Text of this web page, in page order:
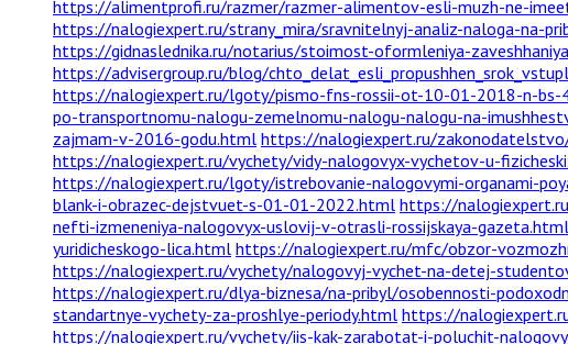
https://alimentprofi.ru/razmer/razmer-alimentov-esli-muzh-ne-
https://nalogiexpert.ru/strany_mira/sravnitelnyj-analiz-naloga-na-
https://gidnaslednika.ru/notarius/stoimost-oformleniya-
https://advisergroup.ru/blog/
https://nalogiexpert.ru/lgoty/pismo-fns-rossii-ot-10-01-2018-n-bs-
po-transportnomu-nalogu-zemelnomu-nalogu-nalogu-na-
zajmam-v-2016-godu.html https://nalogiexpert.ru/
https://nalogiexpert.ru/vychety/vidy-nalogovyx-vychetov-u-
https://nalogiexpert.ru/lgoty/istrebovanie-nalogovymi-organami-
blank-i-obrazec-dejstvuet-s-01-01-2022.html https://
nefti-izmeneniya-nalogovyx-uslovij-v-otrasli-rossijskaya-gazeta.html
yuridicheskogo-lica.html https://nalogiexpert.ru/mfc/obzor-
https://nalogiexpert.ru/vychety/nalogovyj-vychet-na-detej-
https://nalogiexpert.ru/dlya-biznesa/na-pribyl/osobennosti-
standartnye-vychety-za-proshlye-periody.html https://
https://nalogiexpert.ru/vychety/iis-kak-zarabotat-i-poluchit-